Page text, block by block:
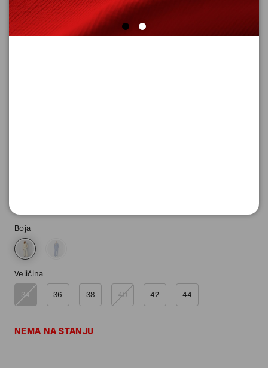
Boja
Veličina
34 36 38 40 42 44
NEMA NA STANJU